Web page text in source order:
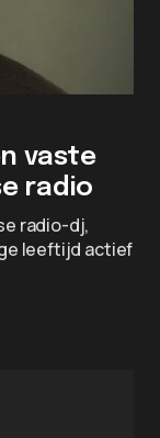
vaste
radio
radio-dj,
leeftijd actief